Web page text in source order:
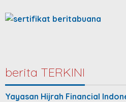
berita TERKINI
Yayasan Hijrah Financial